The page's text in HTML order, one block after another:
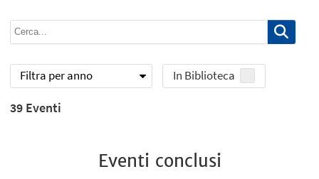
Filtra per anno In Biblioteca
39 Eventi
Eventi conclusi